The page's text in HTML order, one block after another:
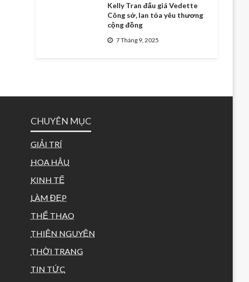
Kelly Tran đấu giá Vedette
Công sở, lan tỏa yêu thương
cộng đồng
7 Tháng 9, 2025
CHUYÊN MỤC
GIẢI TRÍ
HOA HẬU
KINH TẾ
LÀM ĐẸP
THỂ THAO
THIỆN NGUYỆN
THỜI TRANG
TIN TỨC